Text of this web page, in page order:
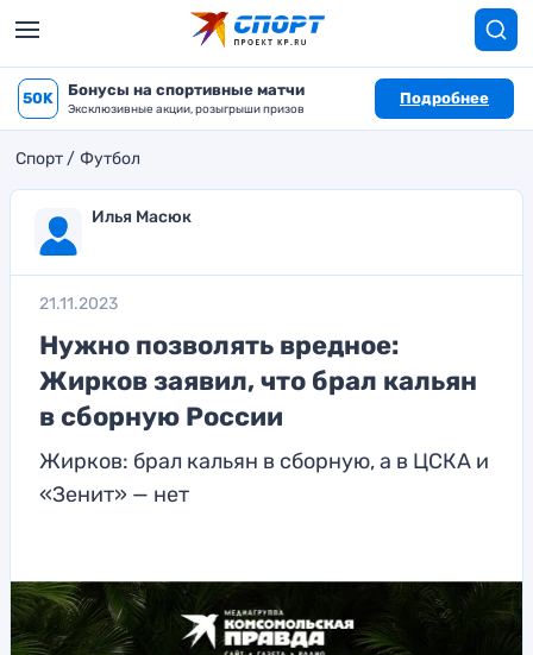
50K Бонусы на спортивные матчи
Эксклюзивные акции, розыгрыши призов
Подробнее
Спорт Футбол
Илья Масюк
21.11.2023
Нужно позволять вредное:
Жирков заявил, что брал кальян
в сборную России
Жирков: брал кальян в сборную, а в ЦСКА и
«Зенит» — нет